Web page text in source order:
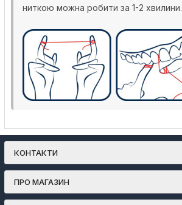
ниткою можна робити за 1-2 хвилини.
КОНТАКТИ
ПРО МАГАЗИН